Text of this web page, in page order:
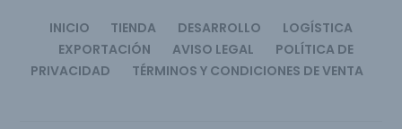
INICIO TIENDA DESARROLLO
LOGÍSTICA
EXPORTACIÓN
AVISO LEGAL
POLÍTICA DE
PRIVACIDAD
TÉRMINOS Y CONDICIONES DE VENTA